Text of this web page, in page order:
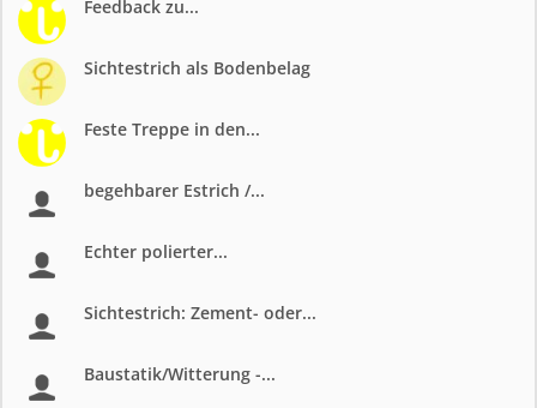
Feedback zu...
Sichtestrich als Bodenbelag
Feste Treppe in den...
begehbarer Estrich /...
Echter polierter...
Sichtestrich: Zement- oder...
Baustatik/Witterung -...